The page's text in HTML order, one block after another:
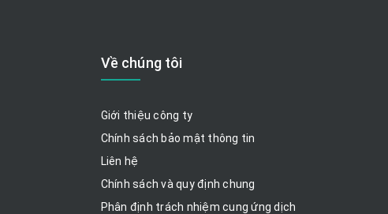
Về chúng tôi
Giới thiệu công ty
Chính sách bảo mật thông tin
Liên hệ
Chính sách và quy định chung
Phân định trách nhiệm cung ứng dịch